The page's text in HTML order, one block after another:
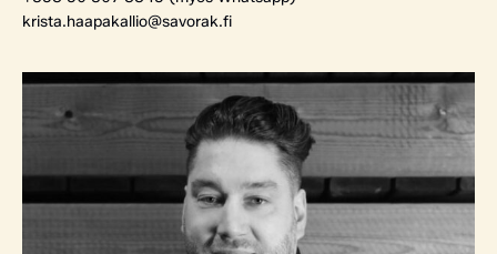
krista.haapakallio@savorak.fi